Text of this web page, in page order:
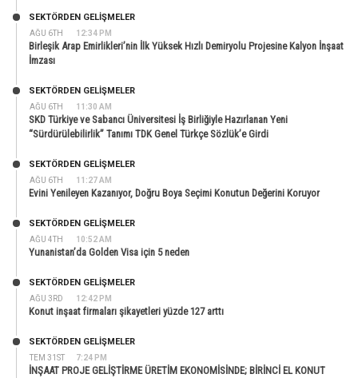
AĞU 6TH 12:34 PM
SEKTÖRDEN GELIŞMELER
Birleşik Arap Emirlikleri’nin İlk Yüksek Hızlı Demiryolu Projesine Kalyon İnşaat
İmzası
AĞU 6TH 11:30 AM
SEKTÖRDEN GELIŞMELER
SKD Türkiye ve Sabancı Üniversitesi İş Birliğiyle Hazırlanan Yeni
“Sürdürülebilirlik” Tanımı TDK Genel Türkçe Sözlük’e Girdi
AĞU 6TH 11:27 AM
SEKTÖRDEN GELIŞMELER
Evini Yenileyen Kazanıyor, Doğru Boya Seçimi Konutun Değerini Koruyor
AĞU 4TH 10:52 AM
SEKTÖRDEN GELIŞMELER
Yunanistan’da Golden Visa için 5 neden
AĞU 3RD 12:42 PM
SEKTÖRDEN GELIŞMELER
Konut inşaat firmaları şikayetleri yüzde 127 arttı
TEM 31ST 7:24 PM
SEKTÖRDEN GELIŞMELER
İNŞAAT PROJE GELİŞTİRME ÜRETİM EKONOMİSİNDE; BİRİNCİ EL KONUT